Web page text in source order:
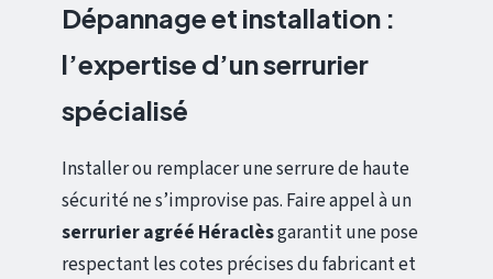
Dépannage et installation :
l’expertise d’un serrurier
spécialisé
Installer ou remplacer une serrure de haute
sécurité ne s’improvise pas. Faire appel à un
serrurier agréé Héraclèsgarantit une pose
respectant les cotes précises du fabricant et